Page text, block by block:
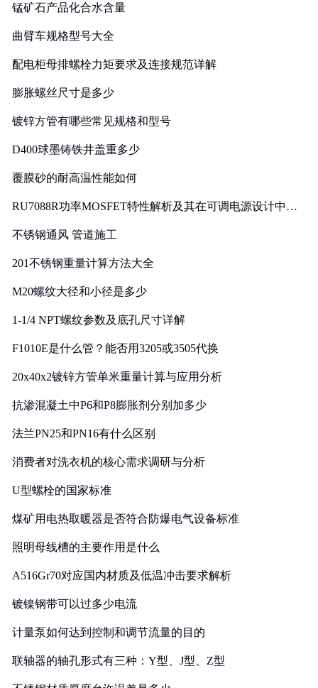
锰矿石产品化合水含量
曲臂车规格型号大全
配电柜母排螺栓力矩要求及连接规范详解
膨胀螺丝尺寸是多少
镀锌方管有哪些常见规格和型号
D400球墨铸铁井盖重多少
覆膜砂的耐高温性能如何
RU7088R功率MOSFET特性解析及其在可调电源设计中的
不锈钢通风 管道施工
201不锈钢重量计算方法大全
M20螺纹大径和小径是多少
1-1/4 NPT螺纹参数及底孔尺寸详解
F1010E是什么管？能否用3205或3505代换
20x40x2镀锌方管单米重量计算与应用分析
抗渗混凝土中P6和P8膨胀剂分别加多少
法兰PN25和PN16有什么区别
消费者对洗衣机的核心需求调研与分析
U型螺栓的国家标准
煤矿用电热取暖器是否符合防爆电气设备标准
照明母线槽的主要作用是什么
A516Gr70对应国内材质及低温冲击要求解析
镀镍钢带可以过多少电流
计量泵如何达到控制和调节流量的目的
联轴器的轴孔形式有三种：Y型、J型、Z型